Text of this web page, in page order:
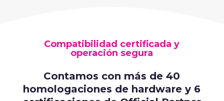
Compatibilidad certificada y
operación segura
Contamos con más de 40
homologaciones de hardware y 6